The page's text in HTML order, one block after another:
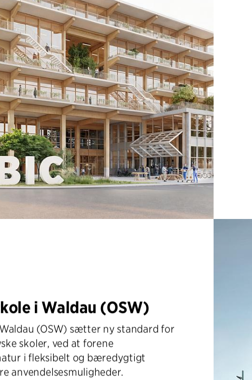
i Waldau (OSW)
(OSW) sætter ny standard for
skoler, ved at forene
i fleksibelt og bæredygtigt
anvendelsesmuligheder.